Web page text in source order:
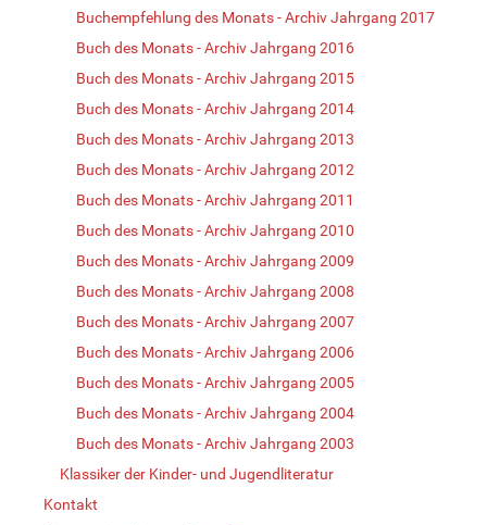
Buchempfehlung des Monats - Archiv Jahrgang 2017
Buch des Monats - Archiv Jahrgang 2016
Buch des Monats - Archiv Jahrgang 2015
Buch des Monats - Archiv Jahrgang 2014
Buch des Monats - Archiv Jahrgang 2013
Buch des Monats - Archiv Jahrgang 2012
Buch des Monats - Archiv Jahrgang 2011
Buch des Monats - Archiv Jahrgang 2010
Buch des Monats - Archiv Jahrgang 2009
Buch des Monats - Archiv Jahrgang 2008
Buch des Monats - Archiv Jahrgang 2007
Buch des Monats - Archiv Jahrgang 2006
Buch des Monats - Archiv Jahrgang 2005
Buch des Monats - Archiv Jahrgang 2004
Buch des Monats - Archiv Jahrgang 2003
Klassiker der Kinder- und Jugendliteratur
Kontakt